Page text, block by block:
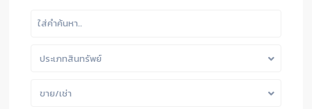
ประเภทสินทรัพย์
ขาย/เช่า